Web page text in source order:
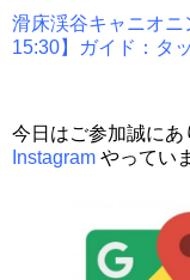
滑床渓谷キャニオニ
15:30】ガイド：タ
今日はご参加誠に
Instagram やってい